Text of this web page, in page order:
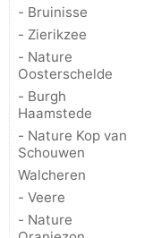
- Bruinisse
- Zierikzee
- Nature
Oosterschelde
- Burgh
Haamstede
- Nature Kop van
Schouwen
Walcheren
- Veere
- Nature